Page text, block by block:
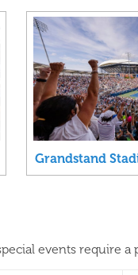
Grandstand
events require a